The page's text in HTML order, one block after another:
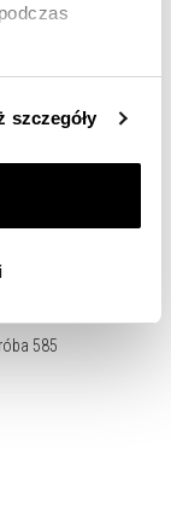
rodzaj plików
plików cookie.
szczegóły
i esencja
585